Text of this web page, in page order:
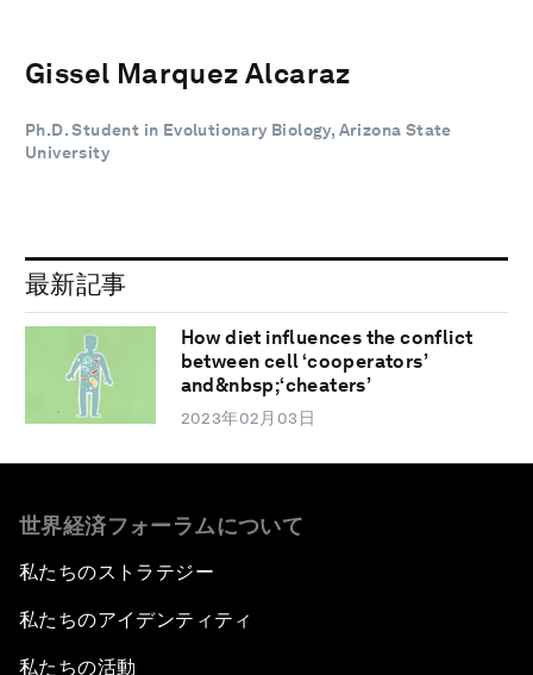
Gissel Marquez Alcaraz
Ph.D. Student in Evolutionary Biology, Arizona State
University
最新記事
How diet influences the conflict
between cell ‘cooperators’
and&nbsp;‘cheaters’
2023年02月03日
世界経済フォーラムについて
私たちのストラテジー
私たちのアイデンティティ
私たちの活動